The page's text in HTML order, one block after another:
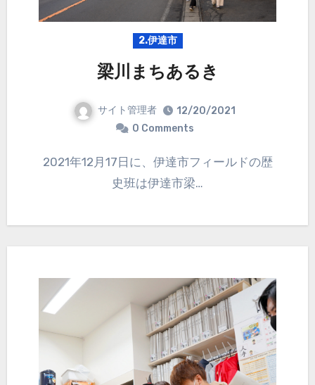
2.伊達市
梁川まちあるき
サイト管理者
12/20/2021
0 Comments
2021年12月17日に、伊達市フィールドの歴
史班は伊達市梁…